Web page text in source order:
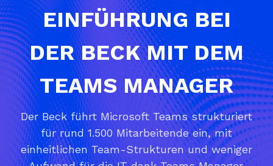
EINFÜHRUNG BEI
DER BECK MIT DEM
TEAMS MANAGER
Der Beck führt Microsoft Teams strukturiert
für rund 1.500 Mitarbeitende ein, mit
einheitlichen Team-Strukturen und weniger